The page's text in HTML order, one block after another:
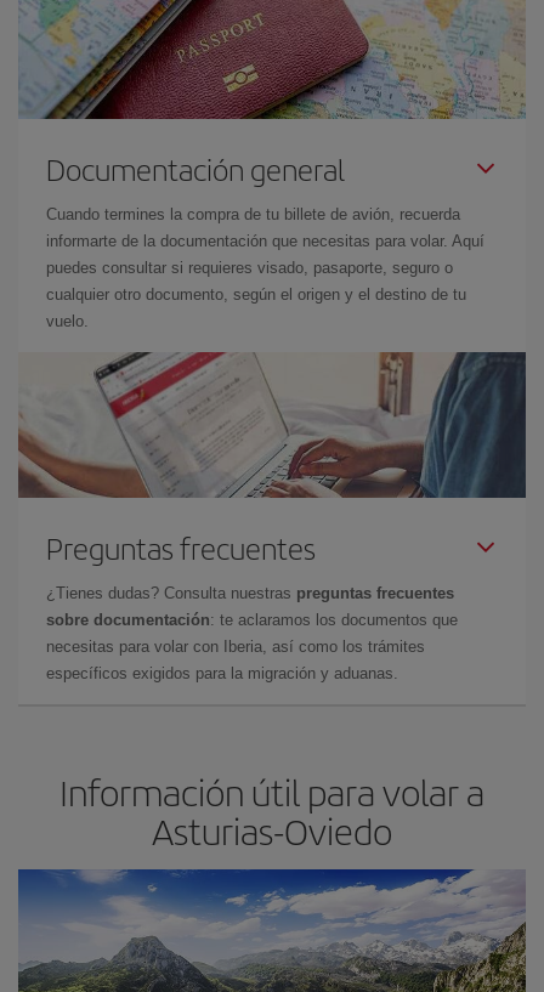
Documentación general
Cuando termines la compra de tu billete de avión, recuerda
informarte de la documentación que necesitas para volar. Aquí
puedes consultar si requieres visado, pasaporte, seguro o
cualquier otro documento, según el origen y el destino de tu
vuelo.
Preguntas frecuentes
¿Tienes dudas? Consulta nuestras preguntas frecuentes
sobre documentación: te aclaramos los documentos que
necesitas para volar con Iberia, así como los trámites
específicos exigidos para la migración y aduanas.
Información útil para volar a
Asturias-Oviedo